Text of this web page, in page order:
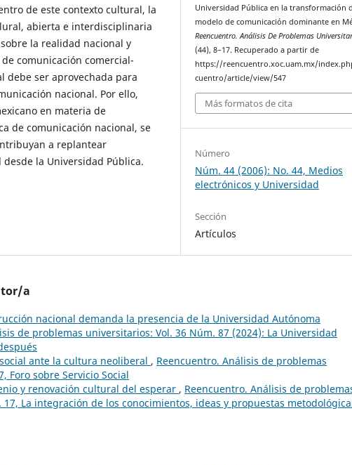
de este contexto cultural, la
abierta e interdisciplinaria
la realidad nacional y
comunicación comercial-
debe ser aprovechada para
nacional. Por ello,
en materia de
de comunicación nacional, se
a replantear
la Universidad Pública.
Universidad Pública en la transformación
modelo de comunicación dominante en
Reencuentro. Análisis De Problemas
(44), 8–17. Recuperado a partir de
https://reencuentro.xoc.uam.mx/
cuentro/article/view/547
Más formatos de cita
Número
Núm. 44 (2006): No. 44, Medios
electrónicos y Universidad
Sección
Artículos
a
nacional demanda la presencia de la Universidad Autónoma
de problemas universitarios: Vol. 36 Núm. 87 (2024): La Universidad
ante la cultura neoliberal , Reencuentro. Análisis de problemas
Foro sobre Servicio Social
y renovación cultural del esperar , Reencuentro. Análisis de
La integración de los conocimientos, ideas y propuestas